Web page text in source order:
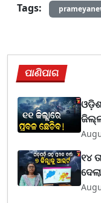
Tags:
ପାଣିପାଗ
୧୪